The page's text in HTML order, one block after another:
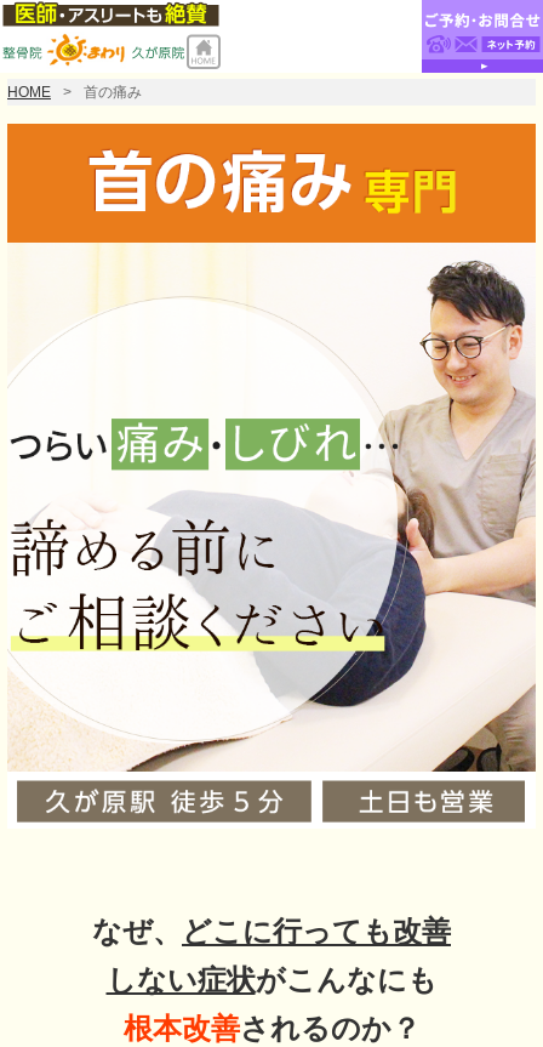
HOME 首の痛み
なぜ、
どこに行っても改善
しない症状がこんなにも
根本改善されるのか？